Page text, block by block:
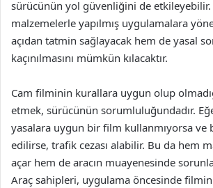
sürücünün yol güvenliğini de etkileyebilir.
malzemelerle yapılmış uygulamalara
açıdan tatmin sağlayacak hem de yasal
kaçınılmasını mümkün kılacaktır.
Cam filminin kurallara uygun olup
etmek, sürücünün sorumluluğundadır.
yasalara uygun bir film kullanmıyorsa ve
edilirse, trafik cezası alabilir. Bu da hem
açar hem de aracın muayenesinde
Araç sahipleri, uygulama öncesinde